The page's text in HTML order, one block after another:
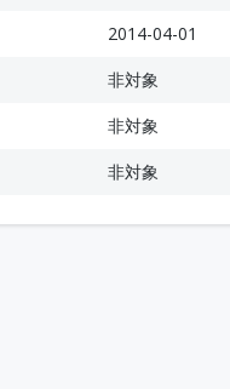
2014-04-01
非対象
非対象
非対象